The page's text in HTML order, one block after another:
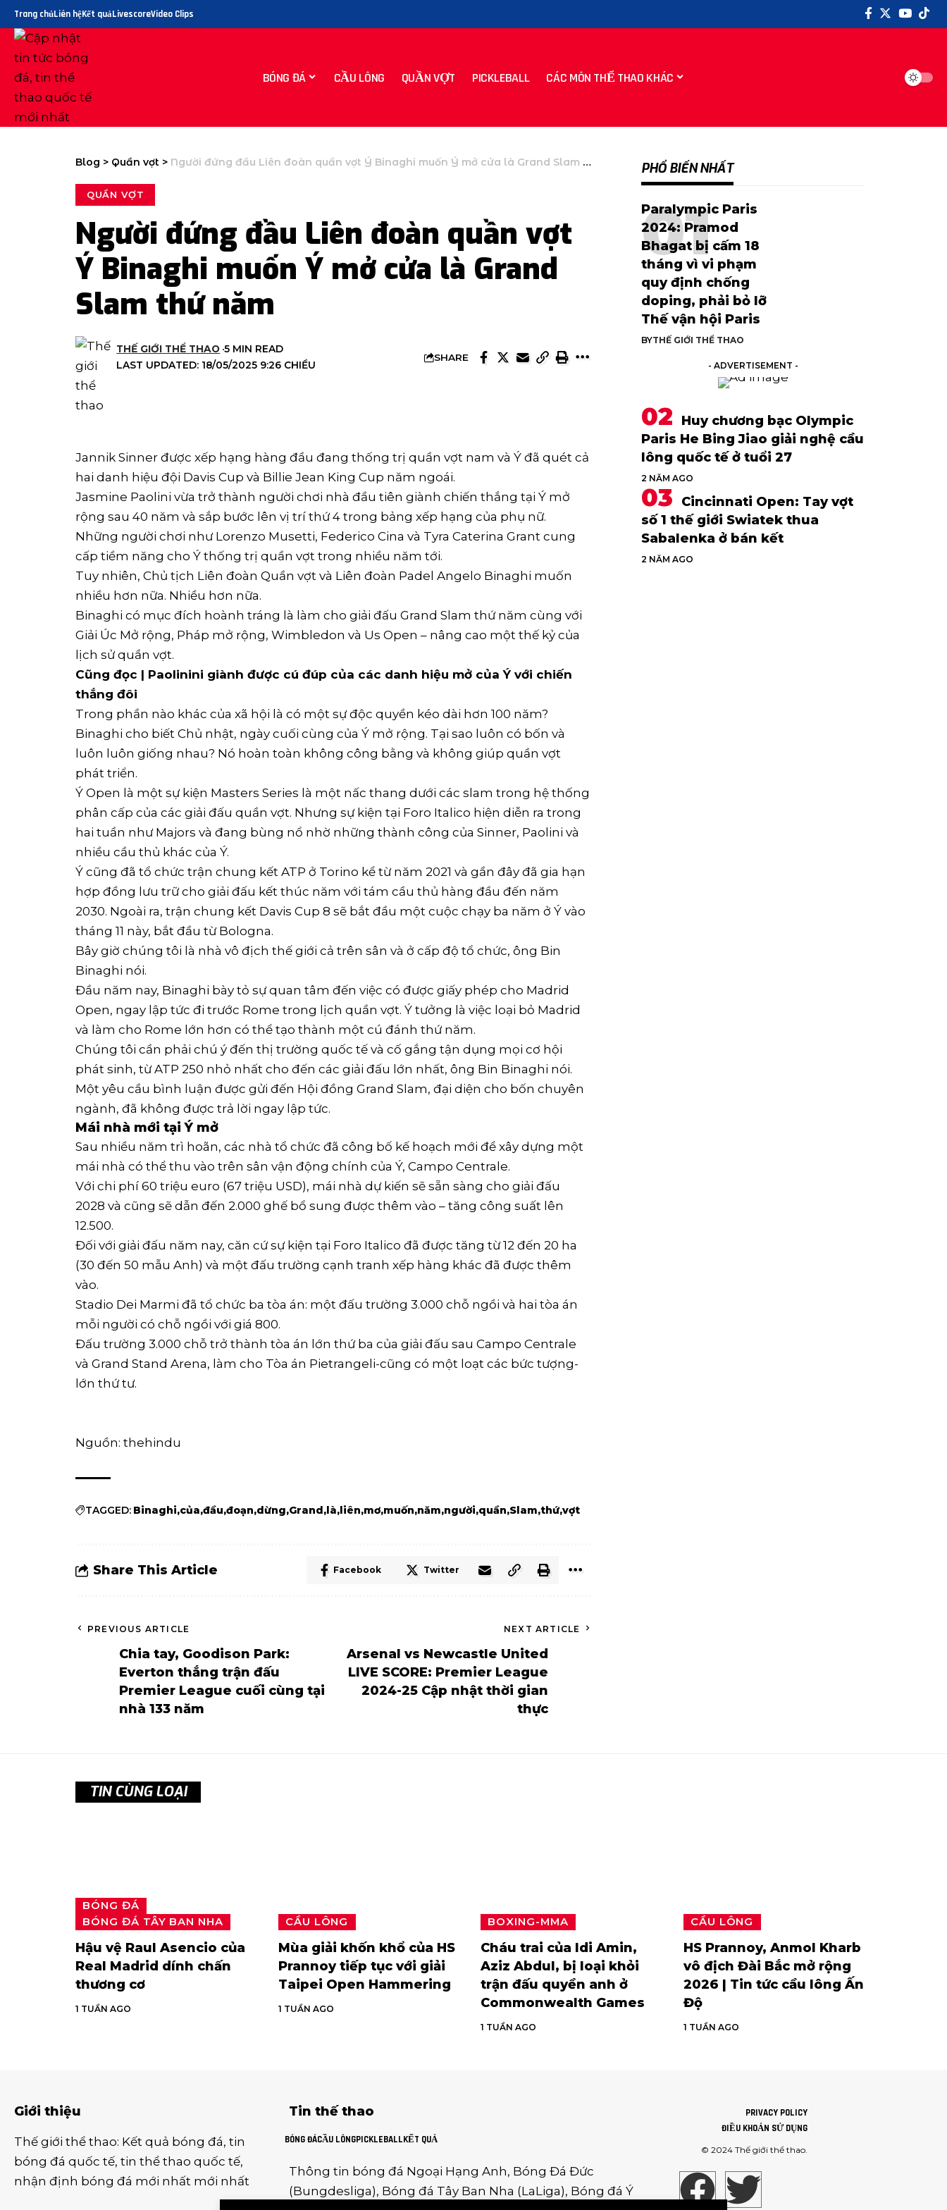
Trang chủLiên hệKết quảLivescoreVideo Clips
BÓNG ĐÁ CẦU LÔNG QUẦN VỢT PICKLEBALL CÁC MÔN THỂ THAO KHÁC
Blog > Quần vợt > Người đứng đầu Liên đoàn quần vợt Ý Binaghi muốn Ý mở cửa là Grand Slam thứ năm
QUẦN VỢT
Người đứng đầu Liên đoàn quần vợt
Ý Binaghi muốn Ý mở cửa là Grand
Slam thứ năm
LAST UPDATED: 18/05/2025 9:26 CHIỀU
THẾ GIỚI THỂ THAO 5 MIN READ
SHARE
Jannik Sinner được xếp hạng hàng đầu đang thống trị quần vợt nam và Ý đã quét cả
hai danh hiệu đội Davis Cup và Billie Jean King Cup năm ngoái.
Jasmine Paolini vừa trở thành người chơi nhà đầu tiên giành chiến thắng tại Ý mở
rộng sau 40 năm và sắp bước lên vị trí thứ 4 trong bảng xếp hạng của phụ nữ.
Những người chơi như Lorenzo Musetti, Federico Cina và Tyra Caterina Grant cung
cấp tiềm năng cho Ý thống trị quần vợt trong nhiều năm tới.
Tuy nhiên, Chủ tịch Liên đoàn Quần vợt và Liên đoàn Padel Angelo Binaghi muốn
nhiều hơn nữa. Nhiều hơn nữa.
Binaghi có mục đích hoành tráng là làm cho giải đấu Grand Slam thứ năm cùng với
Giải Úc Mở rộng, Pháp mở rộng, Wimbledon và Us Open – nâng cao một thế kỷ của
lịch sử quần vợt.
Cũng đọc | Paolinini giành được cú đúp của các danh hiệu mở của Ý với chiến
thắng đôi
Trong phần nào khác của xã hội là có một sự độc quyền kéo dài hơn 100 năm?
Binaghi cho biết Chủ nhật, ngày cuối cùng của Ý mở rộng. Tại sao luôn có bốn và
luôn luôn giống nhau? Nó hoàn toàn không công bằng và không giúp quần vợt
phát triển.
Ý Open là một sự kiện Masters Series là một nấc thang dưới các slam trong hệ thống
phân cấp của các giải đấu quần vợt. Nhưng sự kiện tại Foro Italico hiện diễn ra trong
hai tuần như Majors và đang bùng nổ nhờ những thành công của Sinner, Paolini và
nhiều cầu thủ khác của Ý.
Ý cũng đã tổ chức trận chung kết ATP ở Torino kể từ năm 2021 và gần đây đã gia hạn
hợp đồng lưu trữ cho giải đấu kết thúc năm với tám cầu thủ hàng đầu đến năm
2030. Ngoài ra, trận chung kết Davis Cup 8 sẽ bắt đầu một cuộc chạy ba năm ở Ý vào
tháng 11 này, bắt đầu từ Bologna.
Bây giờ chúng tôi là nhà vô địch thế giới cả trên sân và ở cấp độ tổ chức, ông Bin
Binaghi nói.
Đầu năm nay, Binaghi bày tỏ sự quan tâm đến việc có được giấy phép cho Madrid
Open, ngay lập tức đi trước Rome trong lịch quần vợt. Ý tưởng là việc loại bỏ Madrid
và làm cho Rome lớn hơn có thể tạo thành một cú đánh thứ năm.
Chúng tôi cần phải chú ý đến thị trường quốc tế và cố gắng tận dụng mọi cơ hội
phát sinh, từ ATP 250 nhỏ nhất cho đến các giải đấu lớn nhất, ông Bin Binaghi nói.
Một yêu cầu bình luận được gửi đến Hội đồng Grand Slam, đại diện cho bốn chuyên
ngành, đã không được trả lời ngay lập tức.
Mái nhà mới tại Ý mở
Sau nhiều năm trì hoãn, các nhà tổ chức đã công bố kế hoạch mới để xây dựng một
mái nhà có thể thu vào trên sân vận động chính của Ý, Campo Centrale.
Với chi phí 60 triệu euro (67 triệu USD), mái nhà dự kiến ​​sẽ sẵn sàng cho giải đấu
2028 và cũng sẽ dẫn đến 2.000 ghế bổ sung được thêm vào – tăng công suất lên
12.500.
Đối với giải đấu năm nay, căn cứ sự kiện tại Foro Italico đã được tăng từ 12 đến 20 ha
(30 đến 50 mẫu Anh) và một đấu trường cạnh tranh xếp hàng khác đã được thêm
vào.
Stadio Dei Marmi đã tổ chức ba tòa án: một đấu trường 3.000 chỗ ngồi và hai tòa án
mỗi người có chỗ ngồi với giá 800.
Đấu trường 3.000 chỗ trở thành tòa án lớn thứ ba của giải đấu sau Campo Centrale
và Grand Stand Arena, làm cho Tòa án Pietrangeli-cũng có một loạt các bức tượng-
lớn thứ tư.
Nguồn: thehindu
TAGGED: Binaghi của đầu đoạn dừng Grand là liên mơ muốn năm người quần Slam thứ vợt
Share This Article Facebook Twitter
PREVIOUS ARTICLE
Chia tay, Goodison Park:
Everton thắng trận đấu
Premier League cuối cùng tại
nhà 133 năm
NEXT ARTICLE
Arsenal vs Newcastle United
LIVE SCORE: Premier League
2024-25 Cập nhật thời gian
thực
PHỔ BIẾN NHẤT
Paralympic Paris
2024: Pramod
Bhagat bị cấm 18
tháng vì vi phạm
quy định chống
doping, phải bỏ lỡ
Thế vận hội Paris
BYTHẾ GIỚI THỂ THAO
- ADVERTISEMENT -
Huy chương bạc Olympic
Paris He Bing Jiao giải nghệ cầu
lông quốc tế ở tuổi 27
2 NĂM AGO
Cincinnati Open: Tay vợt
số 1 thế giới Swiatek thua
Sabalenka ở bán kết
2 NĂM AGO
TIN CÙNG LOẠI
BÓNG ĐÁ
BÓNG ĐÁ TÂY BAN NHA
Hậu vệ Raul Asencio của
Real Madrid dính chấn
thương cơ
1 TUẦN AGO
CẦU LÔNG
Mùa giải khốn khổ của HS
Prannoy tiếp tục với giải
Taipei Open Hammering
1 TUẦN AGO
BOXING-MMA
Cháu trai của Idi Amin,
Aziz Abdul, bị loại khỏi
trận đấu quyền anh ở
Commonwealth Games
1 TUẦN AGO
CẦU LÔNG
HS Prannoy, Anmol Kharb
vô địch Đài Bắc mở rộng
2026 | Tin tức cầu lông Ấn
Độ
1 TUẦN AGO
Giới thiệu
Thế giới thể thao: Kết quả bóng đá, tin
bóng đá quốc tế, tin thể thao quốc tế,
nhận định bóng đá mới nhất mới nhất
Tin thế thao
BÓNG ĐÁCẦU LÔNGPICKLEBALLKẾT QUẢ
Thông tin bóng đá Ngoại Hạng Anh, Bóng Đá Đức
(Bungdesliga), Bóng đá Tây Ban Nha (LaLiga), Bóng đá Ý
PRIVACY POLICY
ĐIỀU KHOẢN SỬ DỤNG
© 2024Thế giới thể thao